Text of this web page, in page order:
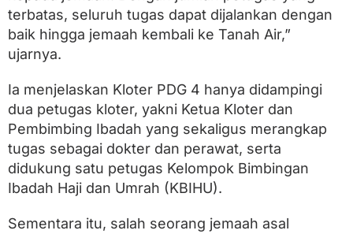
terbatas, seluruh tugas dapat dijalankan dengan
baik hingga jemaah kembali ke Tanah Air,”
ujarnya.
Ia menjelaskan Kloter PDG 4 hanya didampingi
dua petugas kloter, yakni Ketua Kloter dan
Pembimbing Ibadah yang sekaligus merangkap
tugas sebagai dokter dan perawat, serta
didukung satu petugas Kelompok Bimbingan
Ibadah Haji dan Umrah (KBIHU).
Sementara itu, salah seorang jemaah asal